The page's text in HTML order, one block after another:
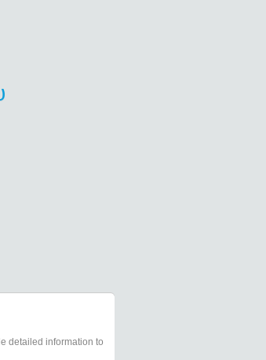
detailed information to